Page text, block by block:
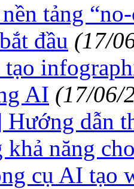
tảng
đầu (17/
AI (17/06/
dẫn
khả năng
cụ AI tạo